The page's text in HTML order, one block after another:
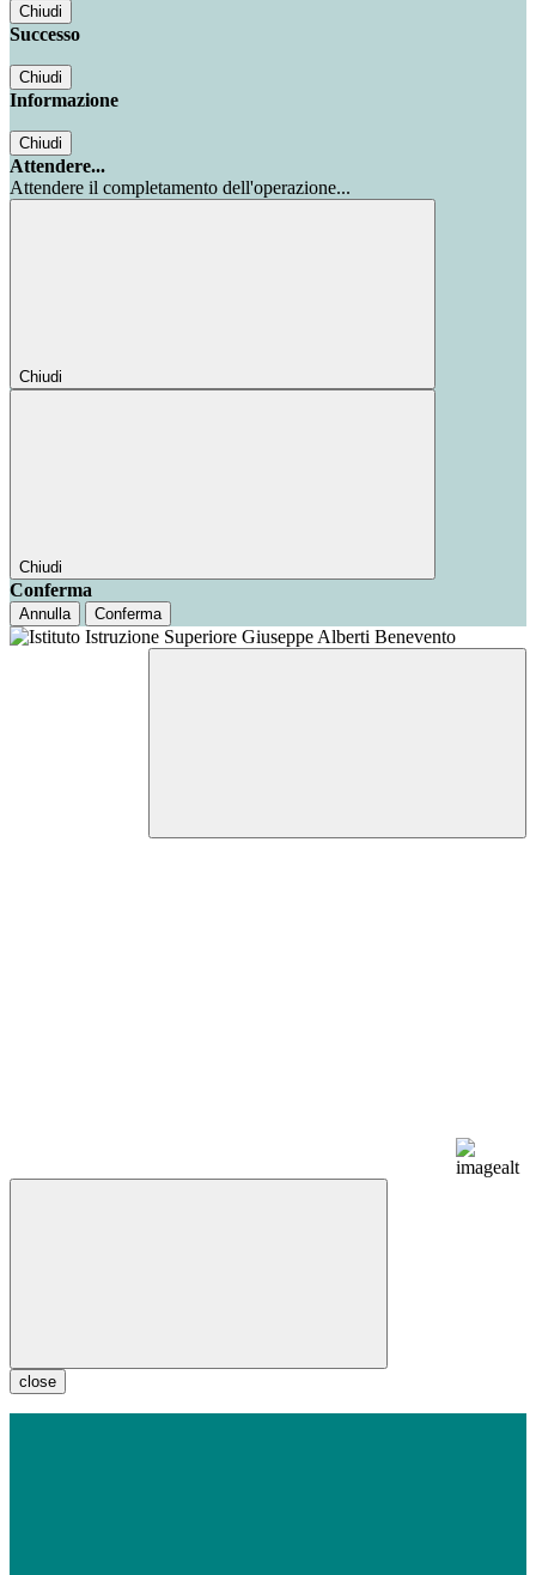
Chiudi
Successo
Chiudi
Informazione
Chiudi
Attendere...
Attendere il completamento dell'operazione...
Chiudi
Chiudi
Conferma
Annulla Conferma
close